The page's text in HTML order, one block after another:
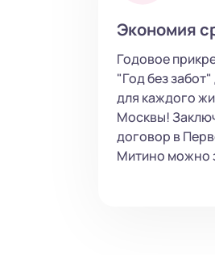
Экономия
Годовое
"Год без
для каждого
Москвы!
договор в
Митино можно